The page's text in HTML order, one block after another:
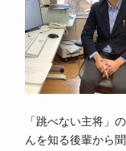
「跳べない主将」
んを知る後輩から